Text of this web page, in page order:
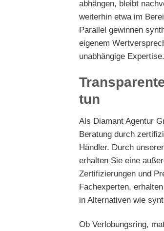
abhängen, bleibt
weiterhin etwa im
Parallel gewinnen
eigenem
unabhängige Expertise.
tun
Als Diamant Agentur
Beratung durch
Händler. Durch
erhalten Sie eine
Zertifizierungen und
Fachexperten,
in Alternativen wie
Ob Verlobungsring,